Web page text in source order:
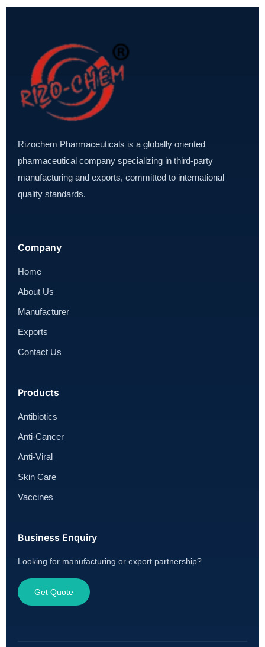
Rizochem Pharmaceuticals is a globally oriented
pharmaceutical company specializing in third-party
manufacturing and exports, committed to international
quality standards.
Company
Home
About Us
Manufacturer
Exports
Contact Us
Products
Antibiotics
Anti-Cancer
Anti-Viral
Skin Care
Vaccines
Business Enquiry
Looking for manufacturing or export partnership?
Get Quote